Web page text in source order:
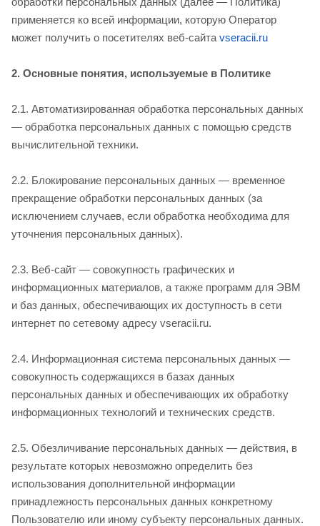
применяется ко всей информации, которую Оператор
может получить о посетителях веб-сайта vseracii.ru
2. Основные понятия, используемые в Политике
2.1. Автоматизированная обработка персональных данных
— обработка персональных данных с помощью средств
вычислительной техники.
2.2. Блокирование персональных данных — временное
прекращение обработки персональных данных (за
исключением случаев, если обработка необходима для
уточнения персональных данных).
2.3. Веб-сайт — совокупность графических и
информационных материалов, а также программ для ЭВМ
и баз данных, обеспечивающих их доступность в сети
интернет по сетевому адресу vseracii.ru.
2.4. Информационная система персональных данных —
совокупность содержащихся в базах данных
персональных данных и обеспечивающих их обработку
информационных технологий и технических средств.
2.5. Обезличивание персональных данных — действия, в
результате которых невозможно определить без
использования дополнительной информации
принадлежность персональных данных конкретному
Пользователю или иному субъекту персональных данных.